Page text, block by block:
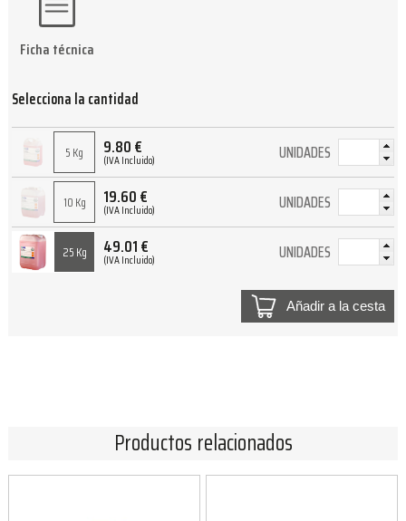
Selecciona la cantidad
5 Kg 9.80€
(IVA Incluido) UNIDADES
10 Kg 19.60€
(IVA Incluido) UNIDADES
25 Kg 49.01€
(IVA Incluido) UNIDADES
Añadir a la cesta
Ficha técnica
Productos relacionados